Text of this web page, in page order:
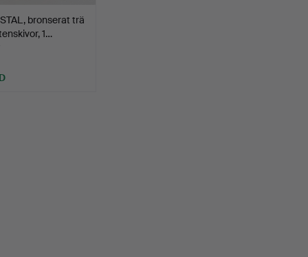
bronserat trä
1…